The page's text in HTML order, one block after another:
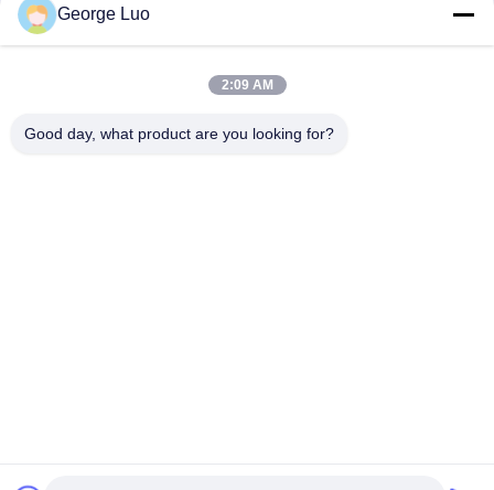
Elevación aérea de la plataforma de la plataforma de trabajo
aéreo de la elevación del hombre del palo del doble de la
aleación de aluminio de 12 M
Elevador eléctrico articulado autopropulsado de alta calidad
George Luo
2:09 AM
Good day, what product are you looking for?